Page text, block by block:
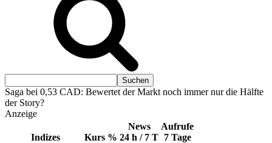
Saga bei 0,53 CAD: Bewertet der Markt noch immer nur die Hälfte
der Story?
Anzeige
Indizes Kurs %
News
24 h / 7 T
Aufrufe
7 Tage